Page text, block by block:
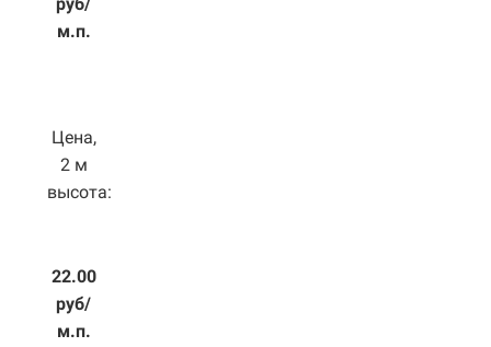
м.п.
Цена,
2 м
высота:
22.00
руб/
м.п.